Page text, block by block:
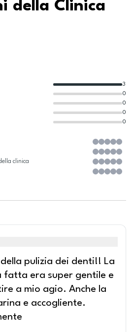
della Clinica
0
0
0
0
3
clinica
pulizia dei denti!! La
fatta era super gentile e
a mio agio. Anche la
e accogliente.